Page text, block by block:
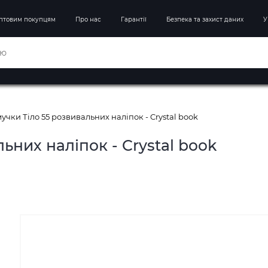
покупцям Про нас Гарантії Безпека та захист даних
Тіло 55 розвивальних наліпок - Crystal book
наліпок - Crystal book